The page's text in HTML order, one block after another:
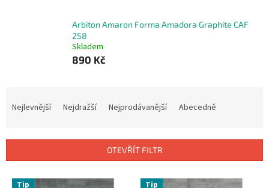
Arbiton Amaron Forma Amadora Graphite CAF
258
Skladem
890 Kč
í
Nejlevnější Nejdražší Nejprodávanější Abecedně
OTEVŘÍT FILTR
V Tip Tip